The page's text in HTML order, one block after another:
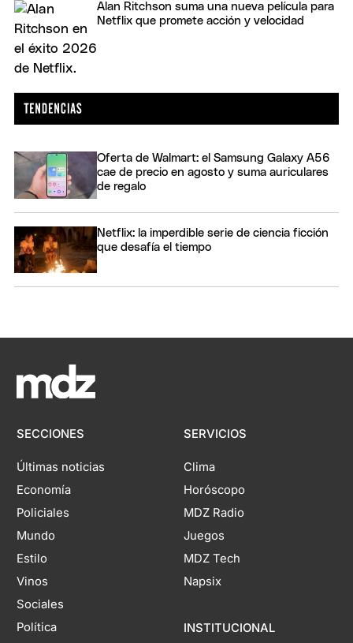
Alan Ritchson suma una nueva película para
Netflix que promete acción y velocidad
Oferta de Walmart: el Samsung Galaxy A56
cae de precio en agosto y suma auriculares
de regalo
Netflix: la imperdible serie de ciencia ficción
que desafía el tiempo
SECCIONES
Últimas noticias
Economía
Policiales
Mundo
Estilo
Vinos
Sociales
Política
SERVICIOS
Clima
Horóscopo
MDZ Radio
Juegos
MDZ Tech
Napsix
INSTITUCIONAL